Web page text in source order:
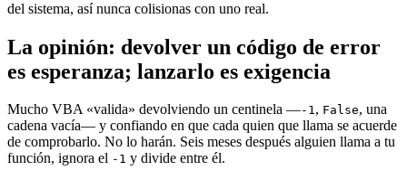
del sistema, así nunca colisionas con uno real.
La opinión: devolver un código de error
es esperanza; lanzarlo es exigencia
Mucho VBA «valida» devolviendo un centinela —-1, False, una
cadena vacía— y confiando en que cada quien que llama se acuerde
de comprobarlo. No lo harán. Seis meses después alguien llama a tu
función, ignora el -1 y divide entre él.